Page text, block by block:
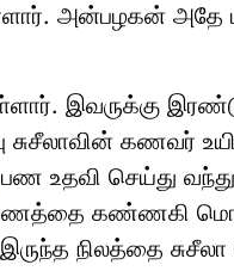
அன்பழகன் அதே
இவருக்கு
சுசீலாவின் கணவர்
உதவி செய்து
பணத்தை கண்ணகி
நிலத்தை சுசீலா